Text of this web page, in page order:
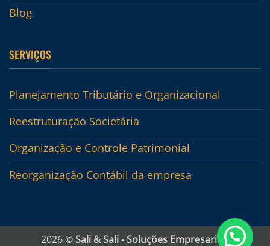
Blog
SERVIÇOS
Planejamento Tributário e Organizacional
Reestruturação Societária
Organização e Controle Patrimonial
Reorganização Contábil da empresa
2026 ©Sali & Sali - Soluções Empresariais